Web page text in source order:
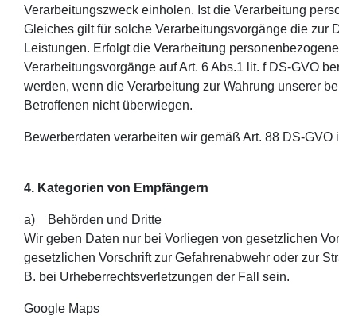
Verarbeitungszweck einholen. Ist die Verarbeitung
Gleiches gilt für solche Verarbeitungsvorgänge die zur
Leistungen. Erfolgt die Verarbeitung
Verarbeitungsvorgänge auf Art. 6 Abs.1 lit. f DS-GVO
werden, wenn die Verarbeitung zur Wahrung unserer
Betroffenen nicht überwiegen.
Bewerberdaten verarbeiten wir gemäß Art. 88 DS-
4. Kategorien von Empfängern
a) Behörden und Dritte
Wir geben Daten nur bei Vorliegen von gesetzlichen
gesetzlichen Vorschrift zur Gefahrenabwehr oder zur
B. bei Urheberrechtsverletzungen der Fall sein.
Google Maps